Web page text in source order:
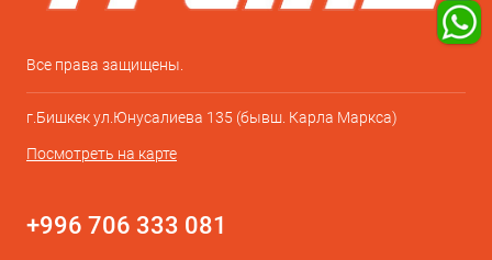
Все права защищены.
г.Бишкек ул.Юнусалиева 135 (бывш. Карла Маркса)
Посмотреть на карте
+996 706 333 081